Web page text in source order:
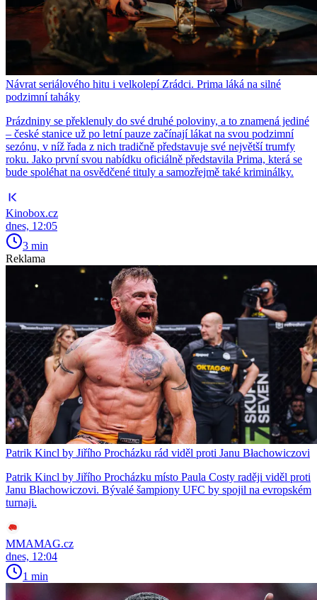
Návrat seriálového hitu i velkolepí Zrádci. Prima láká na silné
podzimní taháky
Prázdniny se překlenuly do své druhé poloviny, a to znamená jediné
– české stanice už po letní pauze začínají lákat na svou podzimní
sezónu, v níž řada z nich tradičně představuje své největší trumfy
roku. Jako první svou nabídku oficiálně představila Prima, která se
bude spoléhat na osvědčené tituly a samozřejmě také kriminálky.
Kinobox.cz
dnes, 12:05
3 min
Reklama
Patrik Kincl by Jiřího Procházku rád viděl proti Janu Błachowiczovi
Patrik Kincl by Jiřího Procházku místo Paula Costy raději viděl proti
Janu Błachowiczovi. Bývalé šampiony UFC by spojil na evropském
turnaji.
MMAMAG.cz
dnes, 12:04
1 min